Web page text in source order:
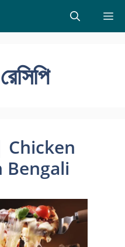
| Chicken
Bengali